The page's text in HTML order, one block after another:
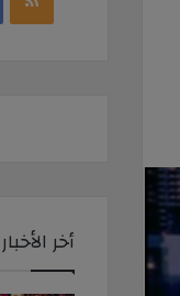
أخر الأخبار